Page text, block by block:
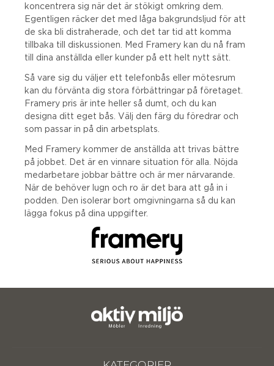
koncentrera sig när det är stökigt omkring dem.
Egentligen räcker det med låga bakgrundsljud för att
de ska bli distraherade, och det tar tid att komma
tillbaka till diskussionen. Med Framery kan du nå fram
till dina anställda eller kunder på ett helt nytt sätt.
Så vare sig du väljer ett telefonbås eller mötesrum
kan du förvänta dig stora förbättringar på företaget.
Framery pris är inte heller så dumt, och du kan
designa ditt eget bås. Välj den färg du föredrar och
som passar in på din arbetsplats.
Med Framery kommer de anställda att trivas bättre
på jobbet. Det är en vinnare situation för alla. Nöjda
medarbetare jobbar bättre och är mer närvarande.
När de behöver lugn och ro är det bara att gå in i
podden. Den isolerar bort omgivningarna så du kan
lägga fokus på dina uppgifter.